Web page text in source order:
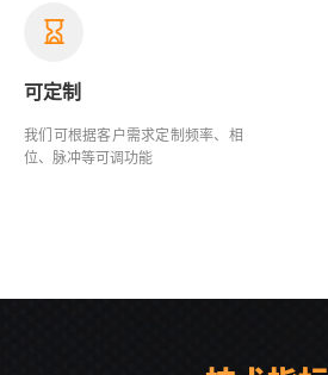
可定制
我们可根据客户需求定制频率、相
位、脉冲等可调功能